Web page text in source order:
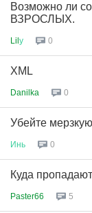
Возможно ли
ВЗРОСЛЫХ.
Lilу 0
XML
Danilka 0
Убейте
Инь 0
Куда
Paster66 5